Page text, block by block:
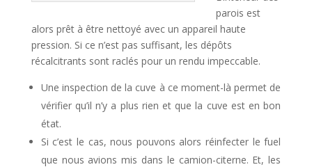
parois est
alors prêt à être nettoyé avec un appareil haute
pression. Si ce n’est pas suffisant, les dépôts
récalcitrants sont raclés pour un rendu impeccable.
Une inspection de la cuve à ce moment-là permet de
vérifier qu’il n’y a plus rien et que la cuve est en bon
état.
Si c’est le cas, nous pouvons alors réinfecter le fuel
que nous avions mis dans le camion-citerne. Et, les